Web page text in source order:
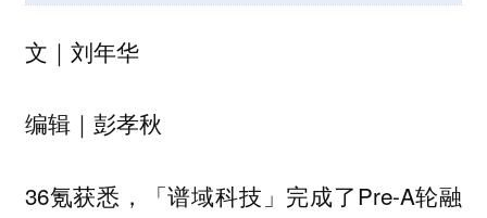
文｜刘年华
编辑｜彭孝秋
36氪获悉，「谱域科技」完成了Pre-A轮融